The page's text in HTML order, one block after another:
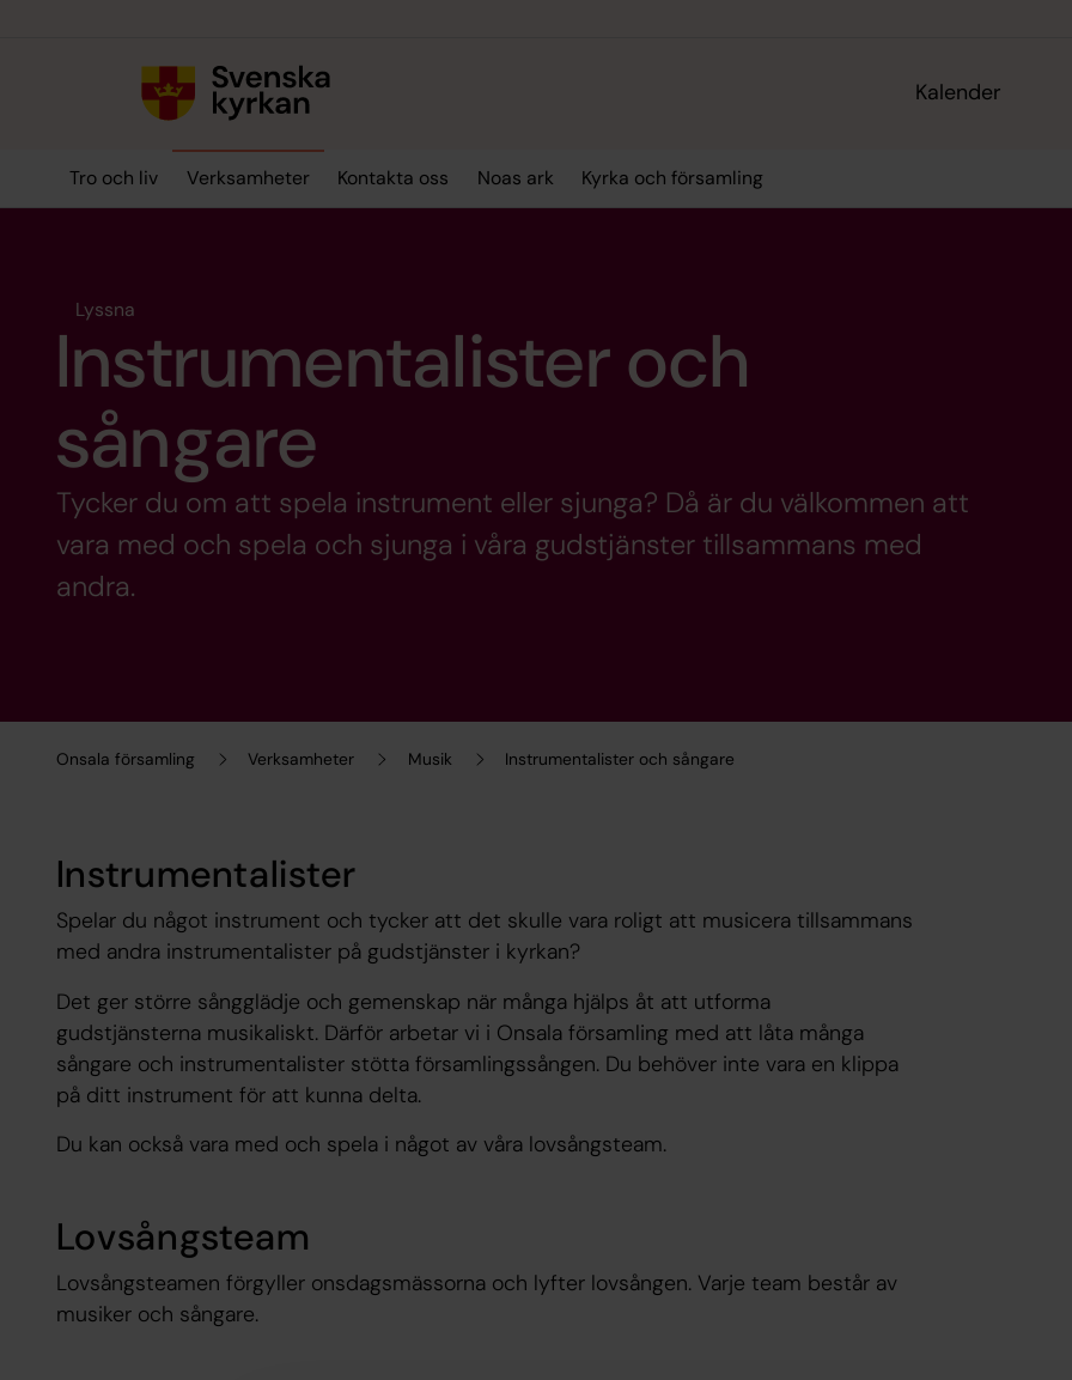
Kalender
Tro och liv Verksamheter Kontakta oss Noas ark Kyrka och församling
Onsala församling Verksamheter Musik Instrumentalister och sångare
Lyssna
Instrumentalister och
sångare
Tycker du om att spela instrument eller sjunga? Då är du välkommen att
vara med och spela och sjunga i våra gudstjänster tillsammans med
andra.
Instrumentalister
Spelar du något instrument och tycker att det skulle vara roligt att musicera tillsammans
med andra instrumentalister på gudstjänster i kyrkan?
Det ger större sångglädje och gemenskap när många hjälps åt att utforma
gudstjänsterna musikaliskt. Därför arbetar vi i Onsala församling med att låta många
sångare och instrumentalister stötta församlingssången. Du behöver inte vara en klippa
på ditt instrument för att kunna delta.
Du kan också vara med och spela i något av våra lovsångsteam.
Lovsångsteam
Lovsångsteamen förgyller onsdagsmässorna och lyfter lovsången. Varje team består av
musiker och sångare.